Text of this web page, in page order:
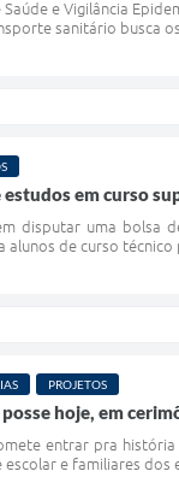
Saúde e Vigilância
sanitário busca
em curso
disputar uma
de curso
PROJETOS
hoje, em
entrar pra história
e familiares dos